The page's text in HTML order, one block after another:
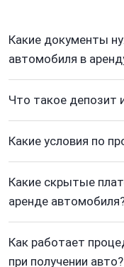
Какие документы
автомобиля в
Что такое депозит
Какие условия по
Какие скрытые
аренде
Как работает
при получении авто?